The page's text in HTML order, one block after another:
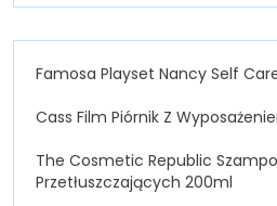
Famosa Playset Nancy Self
Cass Film Piórnik Z
The Cosmetic Republic
Przetłuszczających 200ml